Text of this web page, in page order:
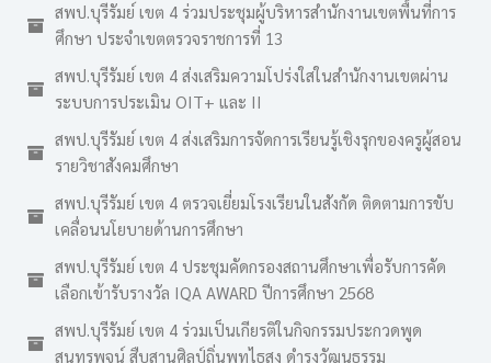
สพป.บุรีรัมย์ เขต 4 ร่วมประชุมผู้บริหารสำนักงานเขตพื้นที่การ
ศึกษา ประจำเขตตรวจราชการที่ 13
สพป.บุรีรัมย์ เขต 4 ส่งเสริมความโปร่งใสในสำนักงานเขตผ่าน
ระบบการประเมิน OIT+ และ II
สพป.บุรีรัมย์ เขต 4 ส่งเสริมการจัดการเรียนรู้เชิงรุกของครูผู้สอน
รายวิชาสังคมศึกษา
สพป.บุรีรัมย์ เขต 4 ตรวจเยี่ยมโรงเรียนในสังกัด ติดตามการขับ
เคลื่อนนโยบายด้านการศึกษา
สพป.บุรีรัมย์ เขต 4 ประชุมคัดกรองสถานศึกษาเพื่อรับการคัด
เลือกเข้ารับรางวัล IQA AWARD ปีการศึกษา 2568
สพป.บุรีรัมย์ เขต 4 ร่วมเป็นเกียรติในกิจกรรมประกวดพูด
สุนทรพจน์ สืบสานศิลป์ถิ่นพุทไธสง ดำรงวัฒนธรรม